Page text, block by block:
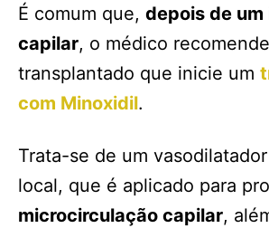
É comum que, depois de
capilar, o médico
transplantado que inicie um
com Minoxidil.
Trata-se de um
local, que é aplicado para
microcirculação capilar,